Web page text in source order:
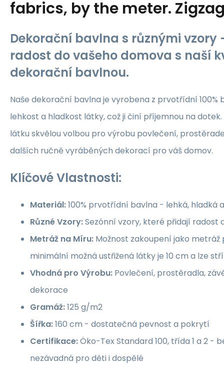
fabrics, by the meter.
Dekorační bavlna s různými vzory
radost do vašeho domova s naší
dekorační bavlnou.
Naše dekorační bavlna je vyrobena z prvotřídní 100%
lehkost a hladkost látky, což ji činí příjemnou na
látku skvělou volbou pro výrobu povlečení,
dalších ručně vyráběných dekorací pro váš domov.
Klíčové Vlastnosti:
Materiál:100% prvotřídní bavlna - lehká, hladká
Různé Vzory:Sezónní vzory, které přidají radost
Metráž na Míru: Možnost zakoupení jako
minimální možná ustřižená látky je 10 cm a lze
Vhodná pro Výrobu: Povlečení, prostěradla,
dekorace
Gramáž:125 g/m2
Šířka:160 cm - dostatečná pevnost a pokrytí
Certifikace:Öko-Tex Standard 100, třída 1 a 2 -
nezávadná pro děti i dospělé